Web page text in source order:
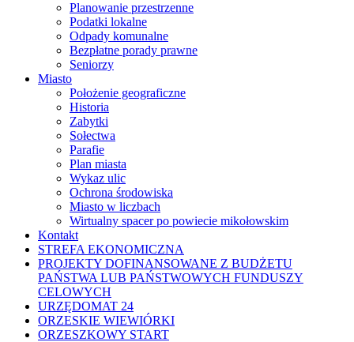
Planowanie przestrzenne
Podatki lokalne
Odpady komunalne
Bezpłatne porady prawne
Seniorzy
Miasto
Położenie geograficzne
Historia
Zabytki
Sołectwa
Parafie
Plan miasta
Wykaz ulic
Ochrona środowiska
Miasto w liczbach
Wirtualny spacer po powiecie mikołowskim
Kontakt
STREFA EKONOMICZNA
PROJEKTY DOFINANSOWANE Z BUDŻETU
PAŃSTWA LUB PAŃSTWOWYCH FUNDUSZY
CELOWYCH
URZĘDOMAT 24
ORZESKIE WIEWIÓRKI
ORZESZKOWY START